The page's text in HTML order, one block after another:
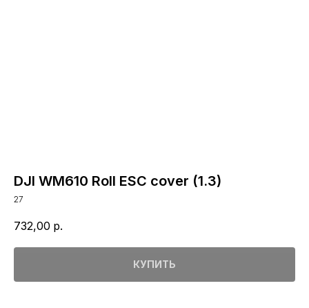
DJI WM610 Roll ESC cover (1.3)
27
732,00 р.
КУПИТЬ